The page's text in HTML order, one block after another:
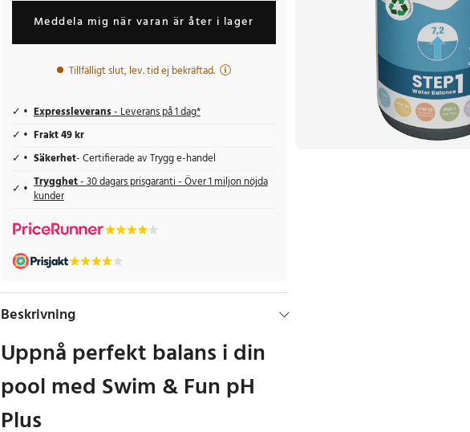
Meddela mig när varan är åter i lager
Tillfälligt slut, lev. tid ej bekräftad.
Expressleverans- Leverans på 1 dag*
Frakt 49 kr
Säkerhet- Certifierade av Trygg e-handel
Trygghet- 30 dagars prisgaranti - Över 1 miljon nöjda
kunder
Beskrivning
Uppnå perfekt balans i din
pool med Swim & Fun pH
Plus